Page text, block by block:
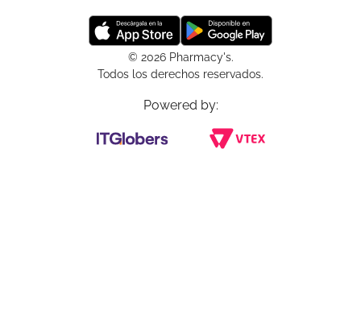
© 2026 Pharmacy's.
Todos los derechos reservados.
Powered by: